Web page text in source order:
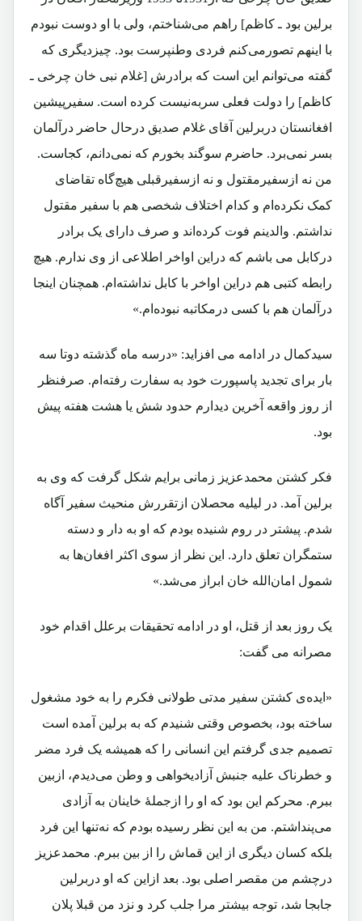
برلین بود ـ کاظم] راهم می‌شناختم، ولی با او دوست نبودم
با اینهم تصورمی‌کنم فردی وطنپرست بود. چیزدیگری که
گفته می‌توانم این است که برادرش [غلام نبی خان چرخی ـ
کاظم] را دولت فعلی سربه‌نیست کرده است. سفیرپیشین
افغانستان دربرلین آقای غلام صدیق درحال حاضر درآلمان
بسر نمی‌برد. حاضرم سوگند بخورم که نمی‌دانم، کجاست.
من نه ازسفیرمقتول و نه ازسفیرقبلی هیچ‌گاه تقاضای
کمک نکرده‌ام و کدام اختلاف شخصی هم با سفیر مقتول
نداشتم. والدینم فوت کرده‌اند و صرف دارای یک برادر
درکابل می باشم که دراین اواخر اطلاعی از وی ندارم. هیچ
رابطه کتبی هم دراین اواخر با کابل نداشته‌ام. همچنان اینجا
درآلمان هم با کسی درمکاتبه نبوده‌ام.»
سیدکمال در ادامه می افزاید: «درسه ماه گذشته دوتا سه
بار برای تجدید پاسپورت خود به سفارت رفته‌ام. صرفنظر
از روز واقعه آخرین دیدارم حدود شش یا هشت هفته پیش
بود.
فکر کشتن محمدعزیز زمانی برایم شکل گرفت که وی به
برلین آمد. در لیلیه محصلان ازتقررش منحیث سفیر آگاه
شدم. پیشتر در روم شنیده بودم که او به دار و دسته
ستمگران تعلق دارد. این نظر از سوی اکثر افغان‌ها به
شمول امان‌الله خان ابراز می‌شد.»
یک روز بعد از قتل، او در ادامه تحقیقات برعلل اقدام خود
مصرانه می گفت:
«ایده‌‌ی کشتن سفیر مدتی طولانی‌ فکرم را به خود مشغول
ساخته بود، بخصوص وقتی شنیدم که به برلین آمده است
تصمیم جدی گرفتم این انسانی را که همیشه یک فرد مضر
و خطرناک علیه جنبش آزادیخواهی و وطن می‌دیدم، ازبین
ببرم. محرکم این بود که او را ازجملۀ خاینان به آزادی
می‌پنداشتم. من به این نظر رسیده بودم که نه‌تنها این فرد
بلکه کسان دیگری از این قماش را از بین ببرم. محمدعزیز
درچشم من مقصر اصلی بود. بعد ازاین که او دربرلین
جا‌بجا شد، توجه بیشتر مرا جلب کرد و نزد من قبلا پلان